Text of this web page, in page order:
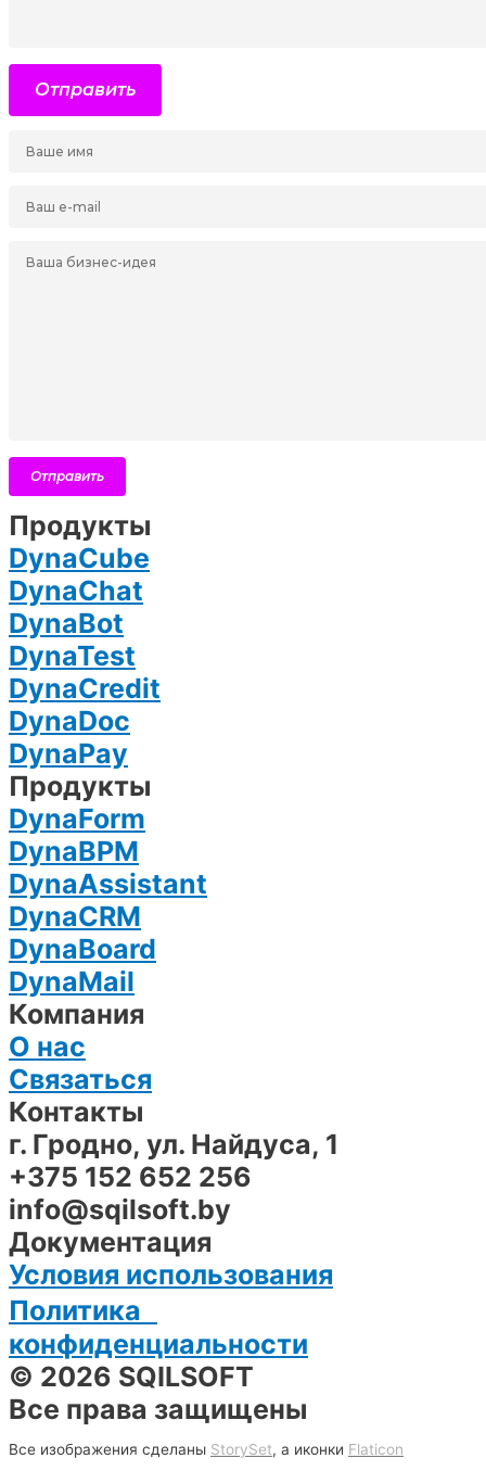
Продукты
DynaCube
DynaChat
DynaBot
DynaTest
DynaCredit
DynaDoc
DynaPay
Продукты
DynaForm
DynaBPM
DynaAssistant
DynaCRM
DynaBoard
DynaMail
Компания
О нас
Связаться
Контакты
г. Гродно, ул. Найдуса, 1
+375 152 652 256
info@sqilsoft.by
Документация
Условия использования
Политика
конфиденциальности
© 2026 SQILSOFT
Все права защищены
Все изображения сделаны StorySet, а иконки Flaticon